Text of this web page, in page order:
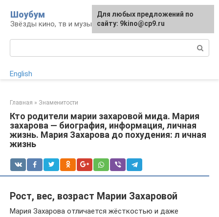
контенту
Шоубум
Звёзды кино, тв и музыки
English
Главная » Знаменитости
Кто родители марии захаровой мида. Мария
захарова — биография, информация, личная
жизнь. Мария Захарова до похудения: л ичная
жизнь
Рост, вес, возраст Марии Захаровой
Мария Захарова отличается жёсткостью и даже
Для любых предложений по
сайту: 9kino@cp9.ru